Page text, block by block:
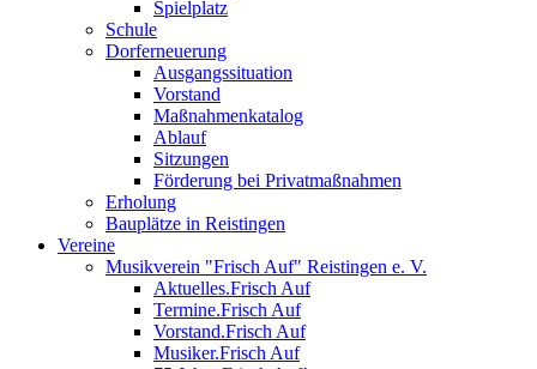
Spielplatz
Schule
Dorferneuerung
Ausgangssituation
Vorstand
Maßnahmenkatalog
Ablauf
Sitzungen
Förderung bei Privatmaßnahmen
Erholung
Bauplätze in Reistingen
Vereine
Musikverein "Frisch Auf" Reistingen e. V.
Aktuelles.Frisch Auf
Termine.Frisch Auf
Vorstand.Frisch Auf
Musiker.Frisch Auf